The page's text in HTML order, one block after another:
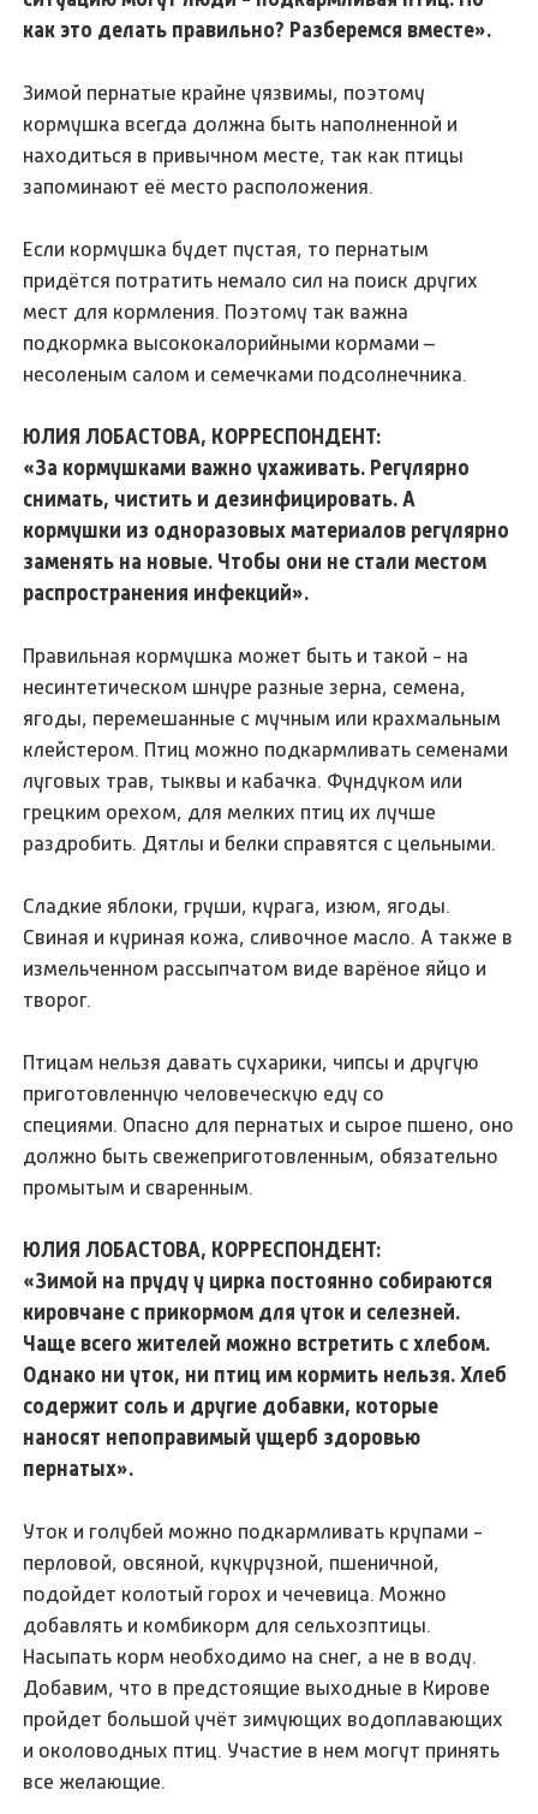
как это делать правильно? Разберемся вместе».
Зимой пернатые крайне уязвимы, поэтому
кормушка всегда должна быть наполненной и
находиться в привычном месте, так как птицы
запоминают её место расположения.
Если кормушка будет пустая, то пернатым
придётся потратить немало сил на поиск других
мест для кормления. Поэтому так важна
подкормка высококалорийными кормами –
несоленым салом и семечками подсолнечника.
ЮЛИЯ ЛОБАСТОВА, КОРРЕСПОНДЕНТ:
«За кормушками важно ухаживать. Регулярно
снимать, чистить и дезинфицировать. А
кормушки из одноразовых материалов регулярно
заменять на новые. Чтобы они не стали местом
распространения инфекций».
Правильная кормушка может быть и такой - на
несинтетическом шнуре разные зерна, семена,
ягоды, перемешанные с мучным или крахмальным
клейстером. Птиц можно подкармливать семенами
луговых трав, тыквы и кабачка. Фундуком или
грецким орехом, для мелких птиц их лучше
раздробить. Дятлы и белки справятся с цельными.
Сладкие яблоки, груши, курага, изюм, ягоды.
Свиная и куриная кожа, сливочное масло. А также в
измельченном рассыпчатом виде варёное яйцо и
творог.
Птицам нельзя давать сухарики, чипсы и другую
приготовленную человеческую еду со
специями. Опасно для пернатых и сырое пшено, оно
должно быть свежеприготовленным, обязательно
промытым и сваренным.
ЮЛИЯ ЛОБАСТОВА, КОРРЕСПОНДЕНТ:
«Зимой на пруду у цирка постоянно собираются
кировчане с прикормом для уток и селезней.
Чаще всего жителей можно встретить с хлебом.
Однако ни уток, ни птиц им кормить нельзя. Хлеб
содержит соль и другие добавки, которые
наносят непоправимый ущерб здоровью
пернатых».
Уток и голубей можно подкармливать крупами -
перловой, овсяной, кукурузной, пшеничной,
подойдет колотый горох и чечевица. Можно
добавлять и комбикорм для сельхозптицы.
Насыпать корм необходимо на снег, а не в воду.
Добавим, что в предстоящие выходные в Кирове
пройдет большой учёт зимующих водоплавающих
и околоводных птиц. Участие в нем могут принять
все желающие.